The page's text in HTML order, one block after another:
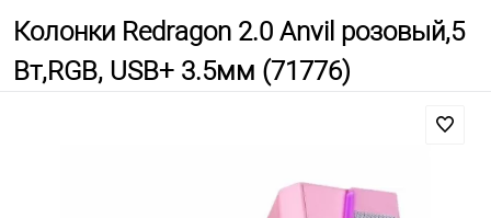
Колонки Redragon 2.0 Anvil розовый,5
Вт,RGB, USB+ 3.5мм (71776)